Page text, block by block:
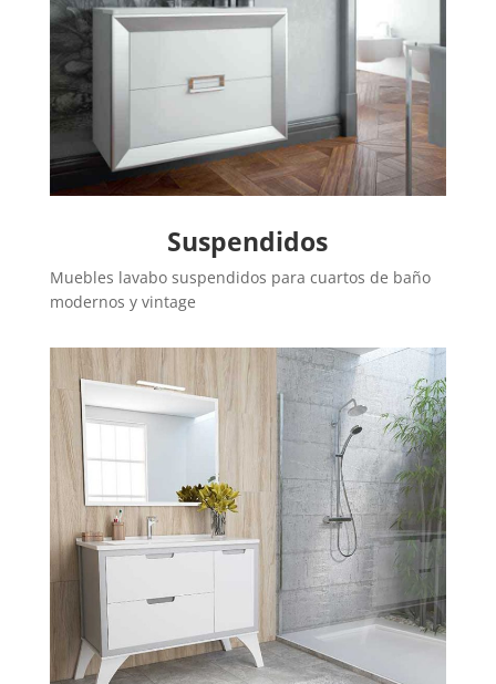
Suspendidos
Muebles lavabo suspendidos para cuartos de baño
modernos y vintage